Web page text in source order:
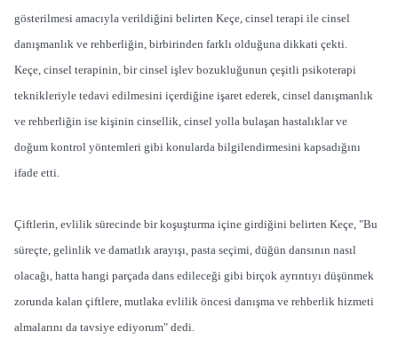
gösterilmesi amacıyla verildiğini belirten Keçe, cinsel terapi ile cinsel
danışmanlık ve rehberliğin, birbirinden farklı olduğuna dikkati çekti.
Keçe, cinsel terapinin, bir cinsel işlev bozukluğunun çeşitli psikoterapi
teknikleriyle tedavi edilmesini içerdiğine işaret ederek, cinsel danışmanlık
ve rehberliğin ise kişinin cinsellik, cinsel yolla bulaşan hastalıklar ve
doğum kontrol yöntemleri gibi konularda bilgilendirmesini kapsadığını
ifade etti.
Çiftlerin, evlilik sürecinde bir koşuşturma içine girdiğini belirten Keçe, "Bu
süreçte, gelinlik ve damatlık arayışı, pasta seçimi, düğün dansının nasıl
olacağı, hatta hangi parçada dans edileceği gibi birçok ayrıntıyı düşünmek
zorunda kalan çiftlere, mutlaka evlilik öncesi danışma ve rehberlik hizmeti
almalarını da tavsiye ediyorum" dedi.